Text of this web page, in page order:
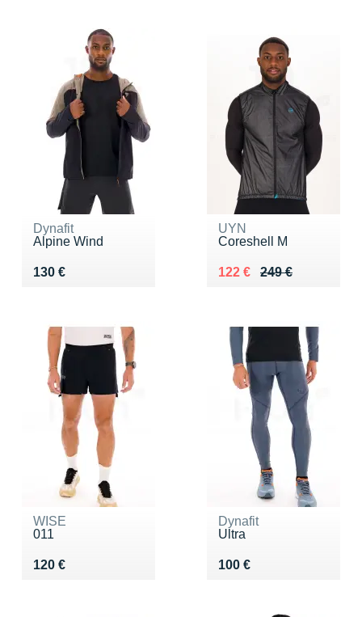
Dynafit
Alpine Wind
130 €
Vendu 130 €
UYN
Coreshell M
249 €
Au lieu de 249 €
122 €
Vendu 122 €
WISE
011
120 €
Vendu 120 €
Dynafit
Ultra
100 €
Vendu 100 €